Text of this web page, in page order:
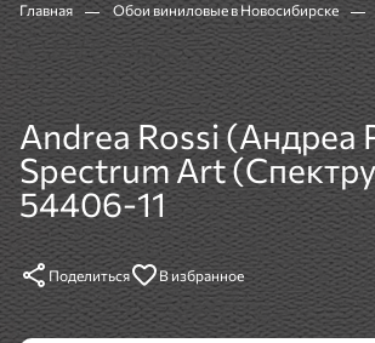
Главная Обои виниловые в Новосибирске
Andrea Rossi (Андреа
Spectrum Art
54406-11
Поделиться В избранное